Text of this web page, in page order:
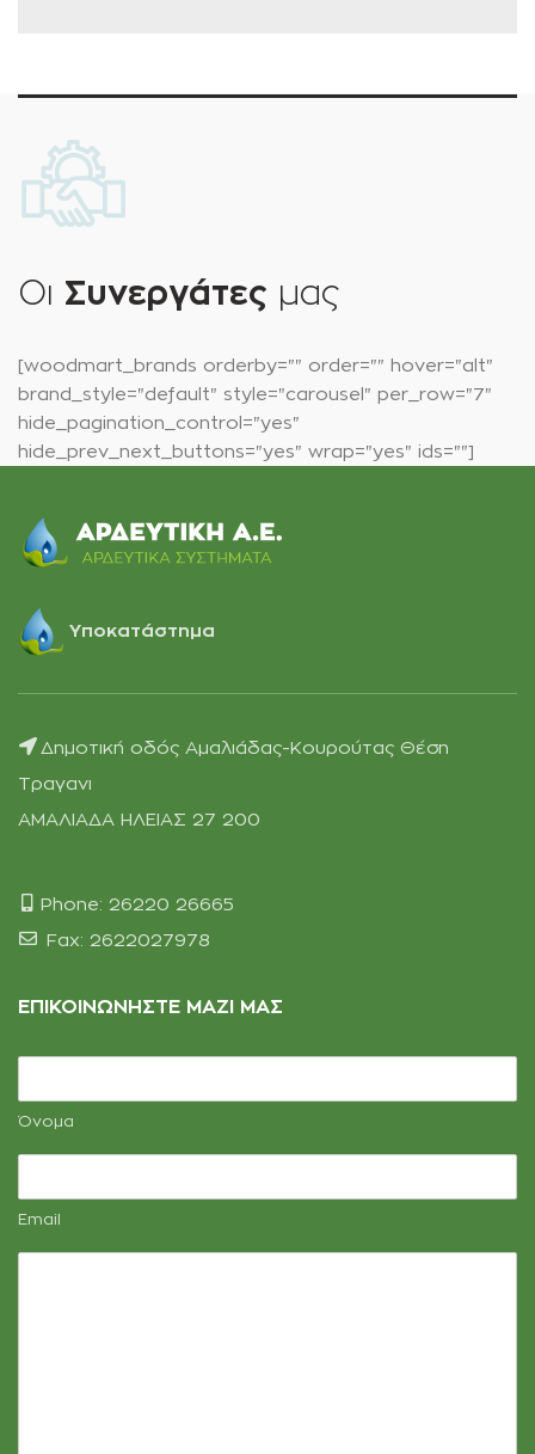
Οι Συνεργάτες μας
[woodmart_brands orderby="" order="" hover="alt"
brand_style="default" style="carousel" per_row="7"
hide_pagination_control="yes"
hide_prev_next_buttons="yes" wrap="yes" ids=""]
Υποκατάστημα
Δημοτική οδός Αμαλιάδας-Κουρούτας Θέση
Τραγανι
ΑΜΑΛΙΑΔΑ ΗΛΕΙΑΣ 27 200
Phone: 26220 26665
Fax: 2622027978
ΕΠΙΚΟΙΝΩΝΗΣΤΕ ΜΑΖΊ ΜΑΣ
Όνομα
Email